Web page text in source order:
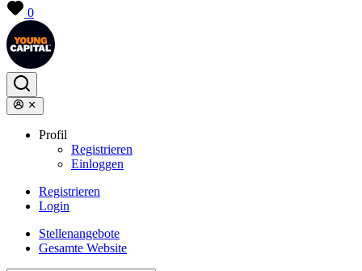
0
Profil
Registrieren
Einloggen
Registrieren
Login
Stellenangebote
Gesamte Website